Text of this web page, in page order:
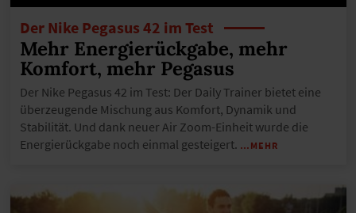
Der Nike Pegasus 42 im Test
Mehr Energierückgabe, mehr
Komfort, mehr Pegasus
Der Nike Pegasus 42 im Test: Der Daily Trainer bietet eine
überzeugende Mischung aus Komfort, Dynamik und
Stabilität. Und dank neuer Air Zoom-Einheit wurde die
Energierückgabe noch einmal gesteigert. …MEHR